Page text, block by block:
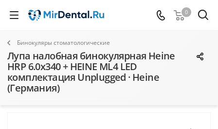
0
Бинокуляры стоматологические
Лупа налобная бинокулярная Heine
HRP 6.0x340 + HEINE ML4 LED
комплектация Unplugged · Heine
(Германия)